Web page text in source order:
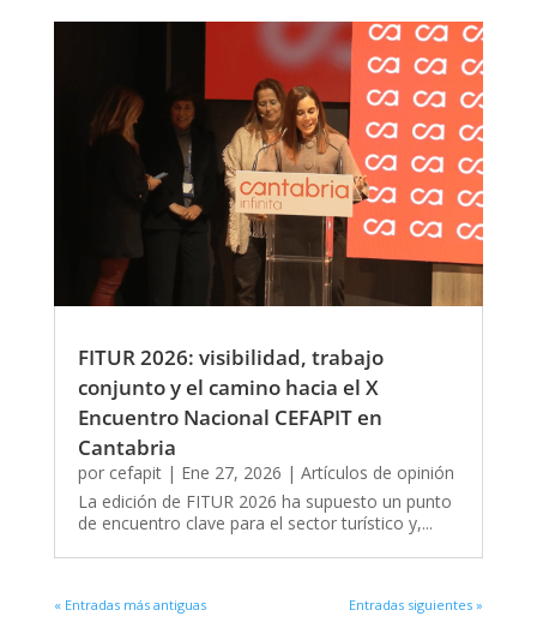
FITUR 2026: visibilidad, trabajo
conjunto y el camino hacia el X
Encuentro Nacional CEFAPIT en
Cantabria
por cefapit| Ene 27, 2026 | Artículos de opinión
La edición de FITUR 2026 ha supuesto un punto
de encuentro clave para el sector turístico y,...
« Entradas más antiguas Entradas siguientes »